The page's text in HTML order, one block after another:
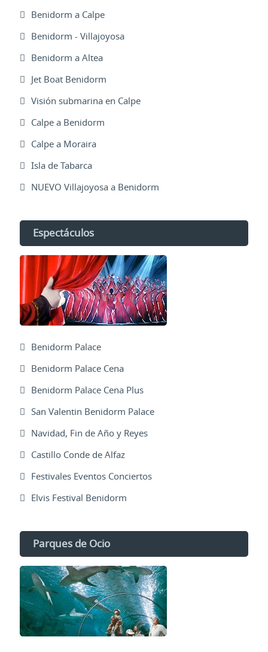
Benidorm a Calpe
Benidorm - Villajoyosa
Benidorm a Altea
Jet Boat Benidorm
Visión submarina en Calpe
Calpe a Benidorm
Calpe a Moraira
Isla de Tabarca
NUEVO Villajoyosa a Benidorm
Espectáculos
Benidorm Palace
Benidorm Palace Cena
Benidorm Palace Cena Plus
San Valentin Benidorm Palace
Navidad, Fin de Año y Reyes
Castillo Conde de Alfaz
Festivales Eventos Conciertos
Elvis Festival Benidorm
Parques de Ocio